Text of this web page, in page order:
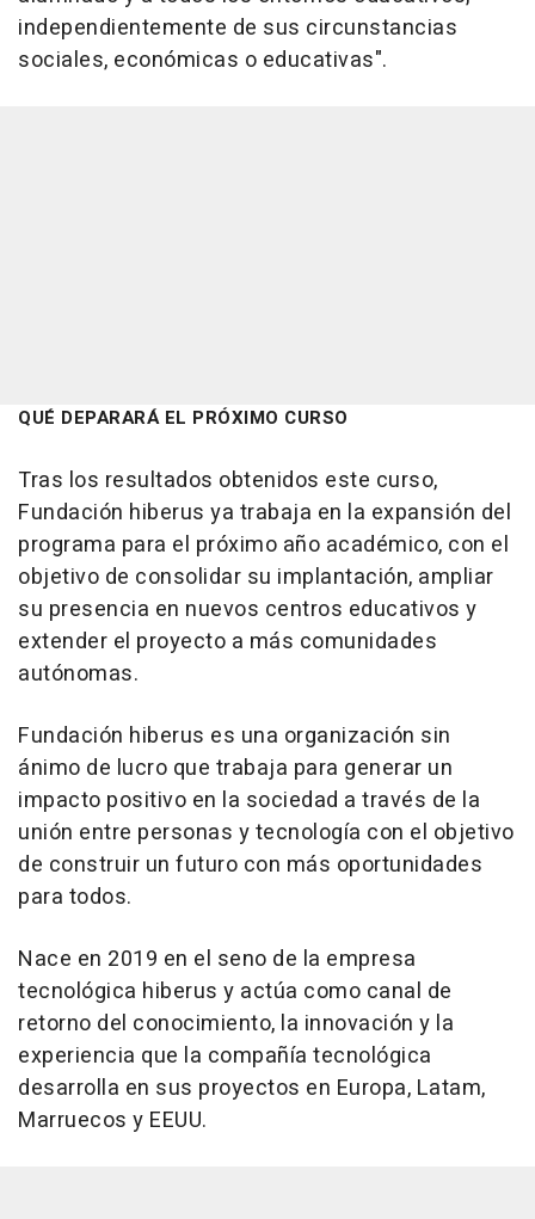
independientemente de sus circunstancias
sociales, económicas o educativas".
QUÉ DEPARARÁ EL PRÓXIMO CURSO
Tras los resultados obtenidos este curso,
Fundación hiberus ya trabaja en la expansión del
programa para el próximo año académico, con el
objetivo de consolidar su implantación, ampliar
su presencia en nuevos centros educativos y
extender el proyecto a más comunidades
autónomas.
Fundación hiberus es una organización sin
ánimo de lucro que trabaja para generar un
impacto positivo en la sociedad a través de la
unión entre personas y tecnología con el objetivo
de construir un futuro con más oportunidades
para todos.
Nace en 2019 en el seno de la empresa
tecnológica hiberus y actúa como canal de
retorno del conocimiento, la innovación y la
experiencia que la compañía tecnológica
desarrolla en sus proyectos en Europa, Latam,
Marruecos y EEUU.